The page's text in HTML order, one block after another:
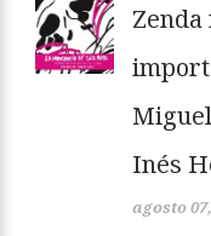
Inés
agosto